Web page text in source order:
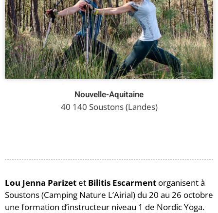
Lou Jenna Parizet et Bilitis Escarment organisent à
Soustons (Camping Nature L’Airial) du 20 au 26 octobre
une formation d’instructeur niveau 1 de Nordic Yoga.
Nouvelle-Aquitaine
40 140 Soustons (Landes)